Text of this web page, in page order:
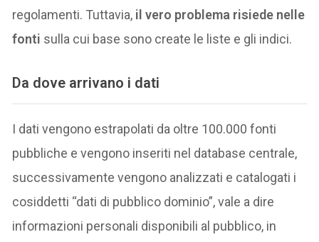
regolamenti. Tuttavia, il vero problema risiede nelle
fonti sulla cui base sono create le liste e gli indici.
Da dove arrivano i dati
I dati vengono estrapolati da oltre 100.000 fonti
pubbliche e vengono inseriti nel database centrale,
successivamente vengono analizzati e catalogati i
cosiddetti “dati di pubblico dominio”, vale a dire
informazioni personali disponibili al pubblico, in